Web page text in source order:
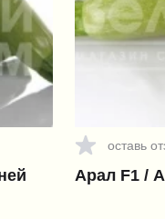
оставь
Арал F1 /